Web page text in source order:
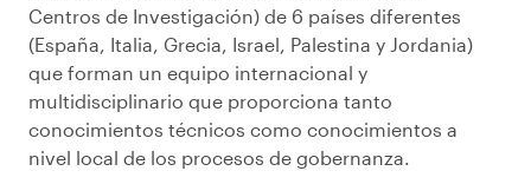
Centros de Investigación) de 6 países diferentes
(España, Italia, Grecia, Israel, Palestina y Jordania)
que forman un equipo internacional y
multidisciplinario que proporciona tanto
conocimientos técnicos como conocimientos a
nivel local de los procesos de gobernanza.